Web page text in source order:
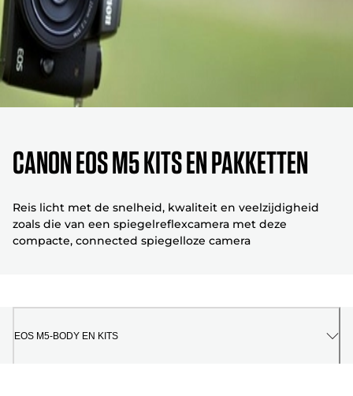
Canon EOS M5 kits en pakketten
Reis licht met de snelheid, kwaliteit en veelzijdigheid
zoals die van een spiegelreflexcamera met deze
compacte, connected spiegelloze camera
EOS M5-BODY EN KITS